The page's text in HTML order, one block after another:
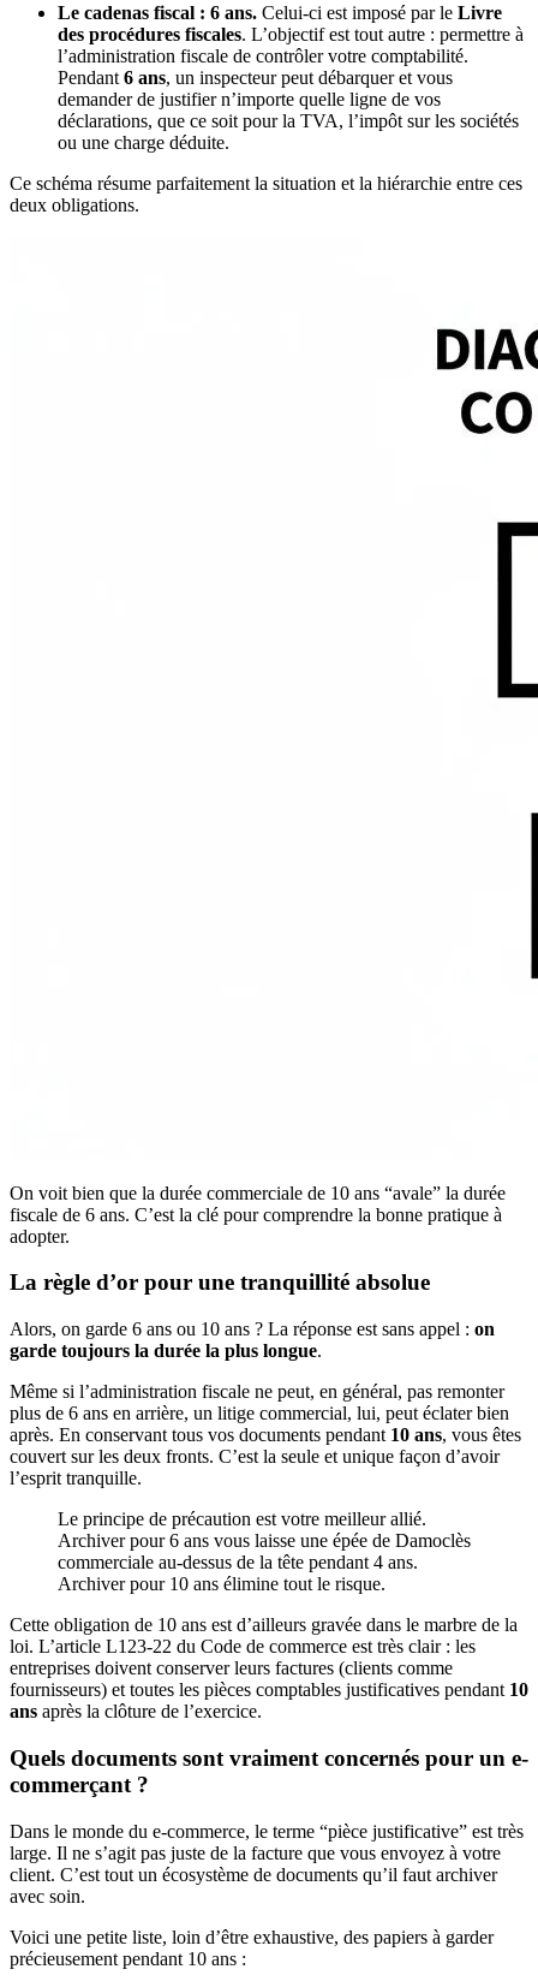
Le cadenas fiscal : 6 ans. Celui-ci est imposé par le Livre
des procédures fiscales. L’objectif est tout autre : permettre à
l’administration fiscale de contrôler votre comptabilité.
Pendant 6 ans, un inspecteur peut débarquer et vous
demander de justifier n’importe quelle ligne de vos
déclarations, que ce soit pour la TVA, l’impôt sur les sociétés
ou une charge déduite.
Ce schéma résume parfaitement la situation et la hiérarchie entre ces
deux obligations.
On voit bien que la durée commerciale de 10 ans “avale” la durée
fiscale de 6 ans. C’est la clé pour comprendre la bonne pratique à
adopter.
La règle d’or pour une tranquillité absolue
Alors, on garde 6 ans ou 10 ans ? La réponse est sans appel : on
garde toujours la durée la plus longue.
Même si l’administration fiscale ne peut, en général, pas remonter
plus de 6 ans en arrière, un litige commercial, lui, peut éclater bien
après. En conservant tous vos documents pendant 10 ans, vous êtes
couvert sur les deux fronts. C’est la seule et unique façon d’avoir
l’esprit tranquille.
Le principe de précaution est votre meilleur allié.
Archiver pour 6 ans vous laisse une épée de Damoclès
commerciale au-dessus de la tête pendant 4 ans.
Archiver pour 10 ans élimine tout le risque.
Cette obligation de 10 ans est d’ailleurs gravée dans le marbre de la
loi. L’article L123-22 du Code de commerce est très clair : les
entreprises doivent conserver leurs factures (clients comme
fournisseurs) et toutes les pièces comptables justificatives pendant 10
ans après la clôture de l’exercice.
Quels documents sont vraiment concernés pour un e-
commerçant ?
Dans le monde du e-commerce, le terme “pièce justificative” est très
large. Il ne s’agit pas juste de la facture que vous envoyez à votre
client. C’est tout un écosystème de documents qu’il faut archiver
avec soin.
Voici une petite liste, loin d’être exhaustive, des papiers à garder
précieusement pendant 10 ans :